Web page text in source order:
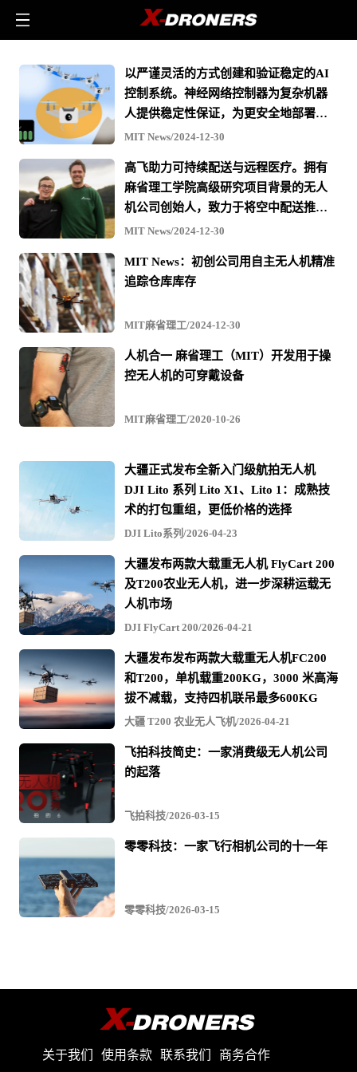
MIT
理
工
相
无
人
机
文
章
与
视
频
以严谨灵活的方式创建和验证稳定的AI
控制系统。神经网络控制器为复杂机器
人提供稳定性保证，为更安全地部署自
动驾驶车辆和工业机器铺平道路。
MIT News/2024-12-30
高飞助力可持续配送与远程医疗。拥有
麻省理工学院高级研究项目背景的无人
机公司创始人，致力于将空中配送推向
主流。
MIT News/2024-12-30
MIT News：初创公司用自主无人机精准
追踪仓库库存
MIT麻省理工/2024-12-30
人机合一 麻省理工（MIT）开发用于操
控无人机的可穿戴设备
MIT麻省理工/2020-10-26
大疆正式发布全新入门级航拍无人机
DJI Lito 系列 Lito X1、Lito 1：成熟技
术的打包重组，更低价格的选择
DJI Lito系列/2026-04-23
大疆发布两款大载重无人机 FlyCart 200
及T200农业无人机，进一步深耕运载无
人机市场
DJI FlyCart 200/2026-04-21
大疆发布发布两款大载重无人机FC200
和T200，单机载重200KG，3000 米高海
拔不减载，支持四机联吊最多600KG
大疆 T200 农业无人飞机/2026-04-21
飞拍科技简史：一家消费级无人机公司
的起落
飞拍科技/2026-03-15
零零科技：一家飞行相机公司的十一年
零零科技/2026-03-15
关于我们 使用条款 联系我们 商务合作